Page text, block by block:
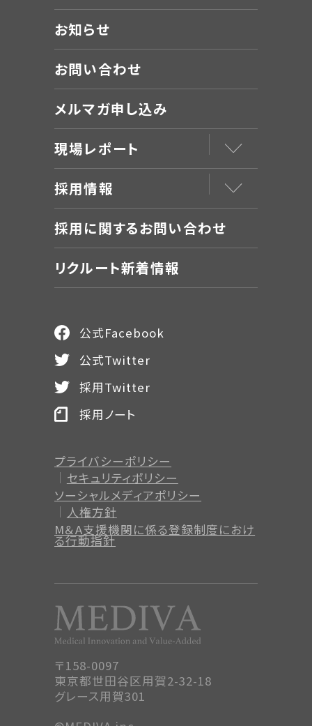
お知らせ
お問い合わせ
メルマガ申し込み
現場レポート
採用情報
採用に関するお問い合わせ
リクルート新着情報
〒158-0097
東京都世田谷区用賀2-32-18
グレース用賀301
プライバシーポリシー
セキュリティポリシー
ソーシャルメディアポリシー
人権方針
M＆A支援機関に係る登録制度におけ
る行動指針
公式Facebook
公式Twitter
採用Twitter
採用ノート